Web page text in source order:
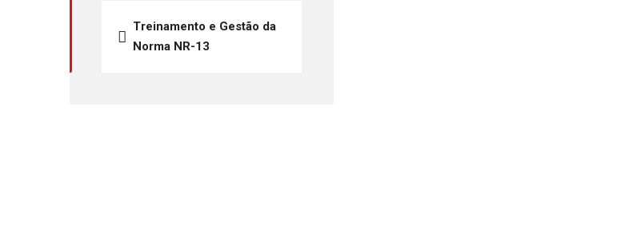
Treinamento e Gestão da
Norma NR-13